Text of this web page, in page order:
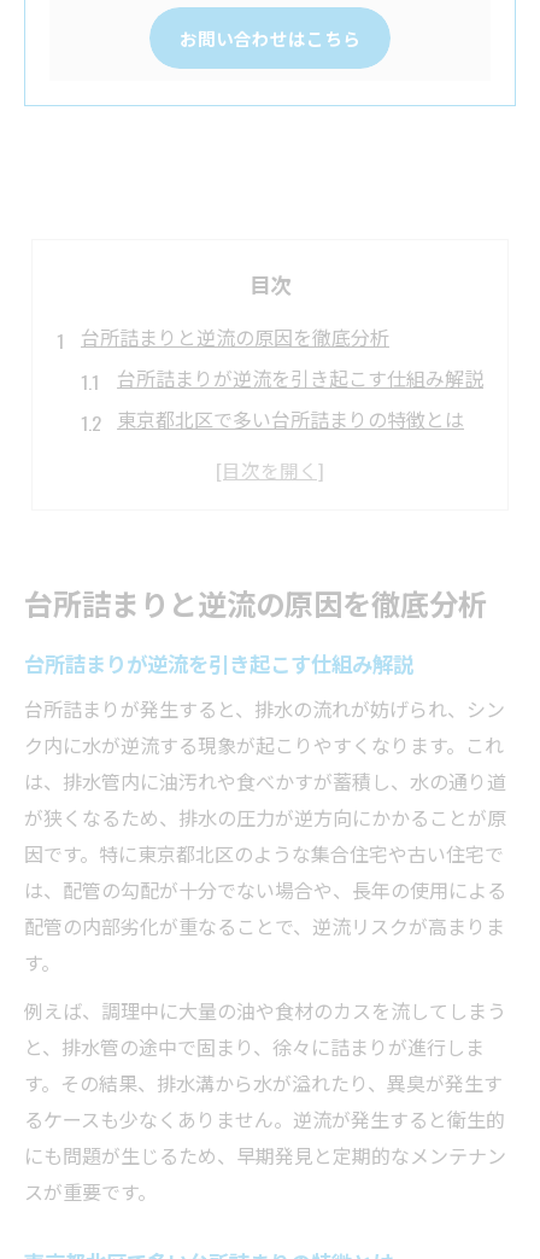
お問い合わせはこちら
目次
台所詰まりと逆流の原因を徹底分析
台所詰まりが逆流を引き起こす仕組み解説
東京都北区で多い台所詰まりの特徴とは
排水構造から探る台所詰まりの要因分析
台所詰まりが東京都北区で増加する理由
地域特性が台所詰まりに及ぼす影響とは
東京都北区の住宅事情と台所詰まり傾向
台所詰まり発生時のよくあるトラブル例
北区の家庭で多発する逆流現象の背景
油汚れが招く排水の逆流対策とは
台所詰まりの主因となる油汚れの正体
排水逆流を防ぐ台所詰まり対策の基礎
簡単にできる油汚れ撃退の台所詰まり対策
台所詰まりを防ぐための日常ケア術
台所詰まりを防ぐ日常清掃のポイント
逆流リスクを減らす毎日の習慣とは
台所詰まり防止に役立つ排水口管理法
台所詰まりと逆流の原因を徹底分析
台所詰まりが逆流を引き起こす仕組み解説
台所詰まりが発生すると、排水の流れが妨げられ、シン
ク内に水が逆流する現象が起こりやすくなります。これ
は、排水管内に油汚れや食べかすが蓄積し、水の通り道
が狭くなるため、排水の圧力が逆方向にかかることが原
因です。特に東京都北区のような集合住宅や古い住宅で
は、配管の勾配が十分でない場合や、長年の使用による
配管の内部劣化が重なることで、逆流リスクが高まりま
す。
例えば、調理中に大量の油や食材のカスを流してしまう
と、排水管の途中で固まり、徐々に詰まりが進行しま
す。その結果、排水溝から水が溢れたり、異臭が発生す
るケースも少なくありません。逆流が発生すると衛生的
にも問題が生じるため、早期発見と定期的なメンテナン
スが重要です。